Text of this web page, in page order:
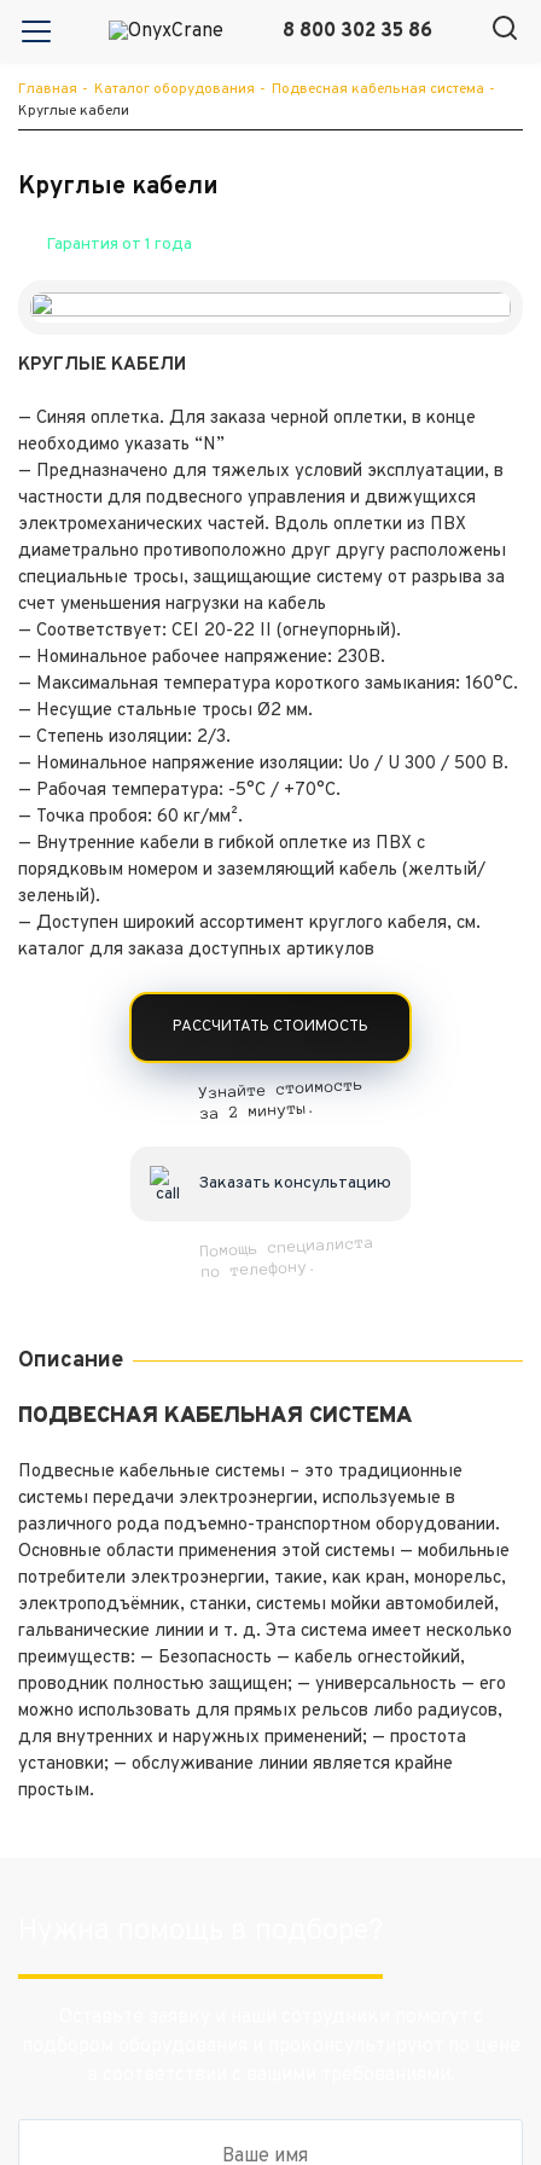
8 800 302 35 86
Главная - Каталог оборудования - Подвесная кабельная система -
Круглые кабели
Круглые кабели
Гарантия от 1 года
КРУГЛЫЕ КАБЕЛИ
— Синяя оплетка. Для заказа черной оплетки, в конце
необходимо указать “N”
— Предназначено для тяжелых условий эксплуатации, в
частности для подвесного управления и движущихся
электромеханических частей. Вдоль оплетки из ПВХ
диаметрально противоположно друг другу расположены
специальные тросы, защищающие систему от разрыва за
счет уменьшения нагрузки на кабель
— Соответствует: CEI 20-22 II (огнеупорный).
— Номинальное рабочее напряжение: 230В.
— Максимальная температура короткого замыкания: 160°C.
— Несущие стальные тросы Ø2 мм.
— Степень изоляции: 2/3.
— Номинальное напряжение изоляции: Uo / U 300 / 500 В.
— Рабочая температура: -5°C / +70°C.
— Точка пробоя: 60 кг/мм².
— Внутренние кабели в гибкой оплетке из ПВХ с
порядковым номером и заземляющий кабель (желтый/
зеленый).
— Доступен широкий ассортимент круглого кабеля, см.
каталог для заказа доступных артикулов
РАССЧИТАТЬ СТОИМОСТЬ
Узнайте стоимость
за 2 минуты.
Заказать консультацию
Помощь специалиста
по телефону.
Описание
ПОДВЕСНАЯ КАБЕЛЬНАЯ СИСТЕМА
Подвесные кабельные системы – это традиционные
системы передачи электроэнергии, используемые в
различного рода подъемно-транспортном оборудовании.
Основные области применения этой системы — мобильные
потребители электроэнергии, такие, как кран, монорельс,
электроподъёмник, станки, системы мойки автомобилей,
гальванические линии и т. д. Эта система имеет несколько
преимуществ: — Безопасность — кабель огнестойкий,
проводник полностью защищен; — универсальность — его
можно использовать для прямых рельсов либо радиусов,
для внутренних и наружных применений; — простота
установки; — обслуживание линии является крайне
простым.